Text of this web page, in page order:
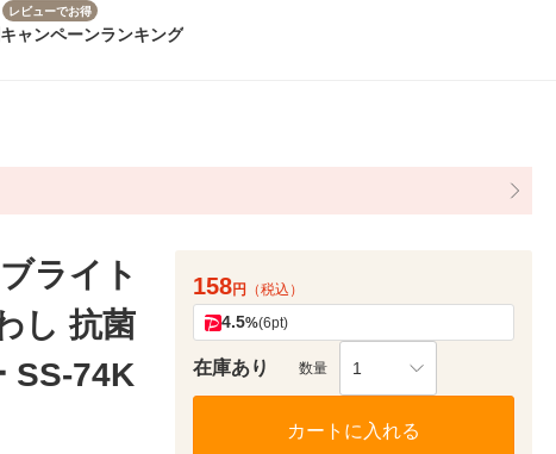
レビューでお得
キャンペーンランキング
ライト
し 抗菌
SS-74K
158円 （税込）
4.5%(6pt)
在庫あり 数量 1
カートに入れる